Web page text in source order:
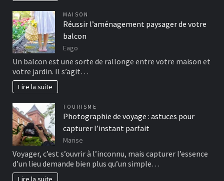
MAISON
Réussir l’aménagement paysager de votre
balcon
Eago
Un balcon est une sorte de rallonge entre votre maison et
votre jardin. Il s’agit…
Lire la suite
TOURISME
Photographie de voyage : astuces pour
capturer l’instant parfait
Marise
Voyager, c’est s’ouvrir à l’inconnu, mais capturer l’essence
d’un lieu demande bien plus qu’un simple…
Lire la suite